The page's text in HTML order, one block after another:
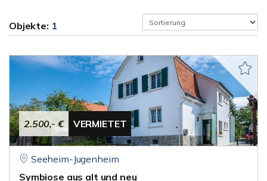
Objekte: 1
2.500,- € VERMIETET
Seeheim-Jugenheim
Symbiose aus alt und neu